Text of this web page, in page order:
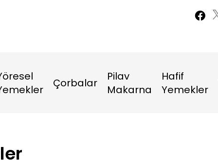
Çorbalar
Pilav
Makarna
Hafif
Yemekler